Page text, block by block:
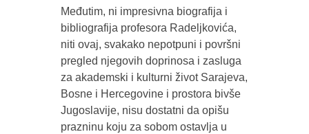
Međutim, ni impresivna biografija i
bibliografija profesora Radeljkovića,
niti ovaj, svakako nepotpuni i površni
pregled njegovih doprinosa i zasluga
za akademski i kulturni život Sarajeva,
Bosne i Hercegovine i prostora bivše
Jugoslavije, nisu dostatni da opišu
prazninu koju za sobom ostavlja u